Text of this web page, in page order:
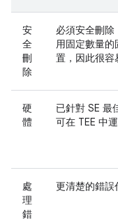
安
全
刪
除
必須安全刪除
用固定數量的
置，因此很容
硬
體
已針對 SE 最
可在 TEE 中運
處
理
錯
更清楚的錯誤